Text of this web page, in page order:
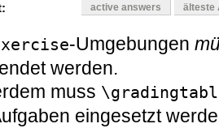
active answers älteste
-Umgebungen
werden.
muss
eingesetzt